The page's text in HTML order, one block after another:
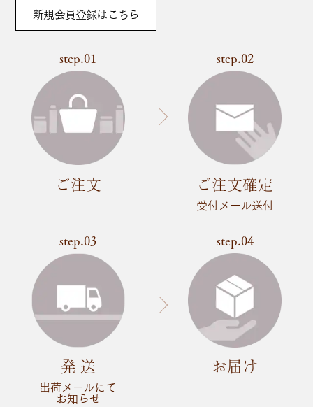
新規会員登録はこちら
step.01
ご注文
step.02
ご注文確定
受付メール送付
step.03
発 送
出荷メールにて
お知らせ
step.04
お届け